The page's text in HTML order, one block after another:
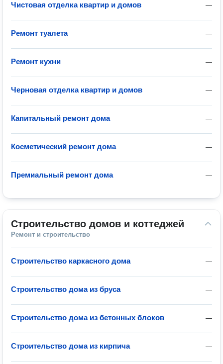
—
Чистовая отделка квартир и домов
—
Ремонт туалета
—
Ремонт кухни
—
Черновая отделка квартир и домов
—
Капитальный ремонт дома
—
Косметический ремонт дома
—
Премиальный ремонт дома
Строительство домов и коттеджей
Ремонт и строительство
—
Строительство каркасного дома
—
Строительство дома из бруса
—
Строительство дома из бетонных блоков
—
Строительство дома из кирпича